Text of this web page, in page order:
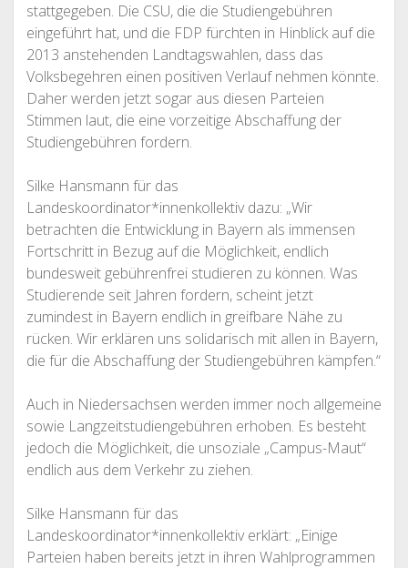
stattgegeben. Die CSU, die die Studiengebühren
eingeführt hat, und die FDP fürchten in Hinblick auf die
2013 anstehenden Landtagswahlen, dass das
Volksbegehren einen positiven Verlauf nehmen könnte.
Daher werden jetzt sogar aus diesen Parteien
Stimmen laut, die eine vorzeitige Abschaffung der
Studiengebühren fordern.
Silke Hansmann für das
Landeskoordinator*innenkollektiv dazu: „Wir
betrachten die Entwicklung in Bayern als immensen
Fortschritt in Bezug auf die Möglichkeit, endlich
bundesweit gebührenfrei studieren zu können. Was
Studierende seit Jahren fordern, scheint jetzt
zumindest in Bayern endlich in greifbare Nähe zu
rücken. Wir erklären uns solidarisch mit allen in Bayern,
die für die Abschaffung der Studiengebühren kämpfen.“
Auch in Niedersachsen werden immer noch allgemeine
sowie Langzeitstudiengebühren erhoben. Es besteht
jedoch die Möglichkeit, die unsoziale „Campus-Maut“
endlich aus dem Verkehr zu ziehen.
Silke Hansmann für das
Landeskoordinator*innenkollektiv erklärt: „Einige
Parteien haben bereits jetzt in ihren Wahlprogrammen